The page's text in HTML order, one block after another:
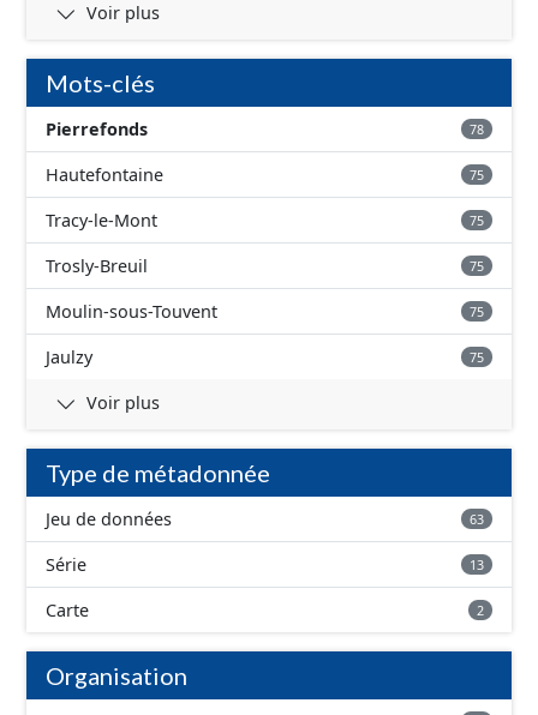
Voir plus
Mots-clés
Pierrefonds 78
Hautefontaine 75
Tracy-le-Mont 75
Trosly-Breuil 75
Moulin-sous-Touvent 75
Jaulzy 75
Voir plus
Type de métadonnée
Jeu de données 63
Série 13
Carte 2
Organisation